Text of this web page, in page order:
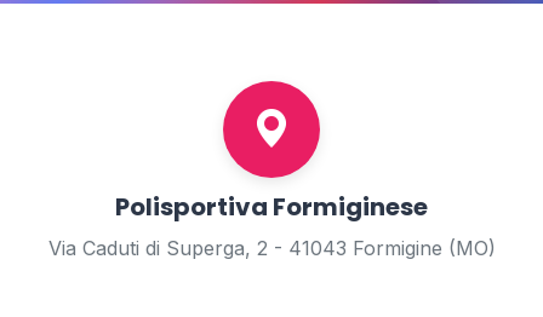
Polisportiva Formiginese
Via Caduti di Superga, 2 - 41043 Formigine (MO)